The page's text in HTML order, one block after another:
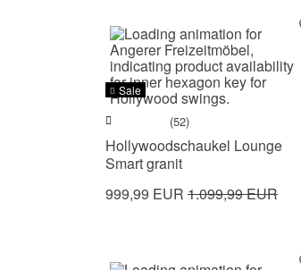
Sale
(52)
Hollywoodschaukel Lounge
Smart granit
999,99 EUR 1.099,99 EUR